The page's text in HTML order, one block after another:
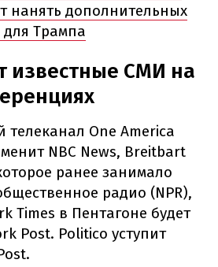
нанять дополнительных
для Трампа
известные СМИ на
телеканал One America
NBC News, Breitbart
ранее занимало
радио (NPR),
Times в Пентагоне будет
Post. Politico уступит